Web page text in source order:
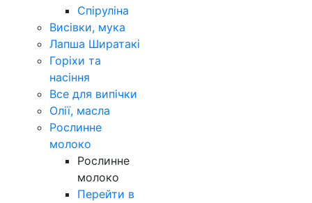
Спіруліна
Висівки, мука
Лапша Ширатакі
Горіхи та
насіння
Все для випічки
Олії, масла
Рослинне
молоко
Рослинне
молоко
Перейти в